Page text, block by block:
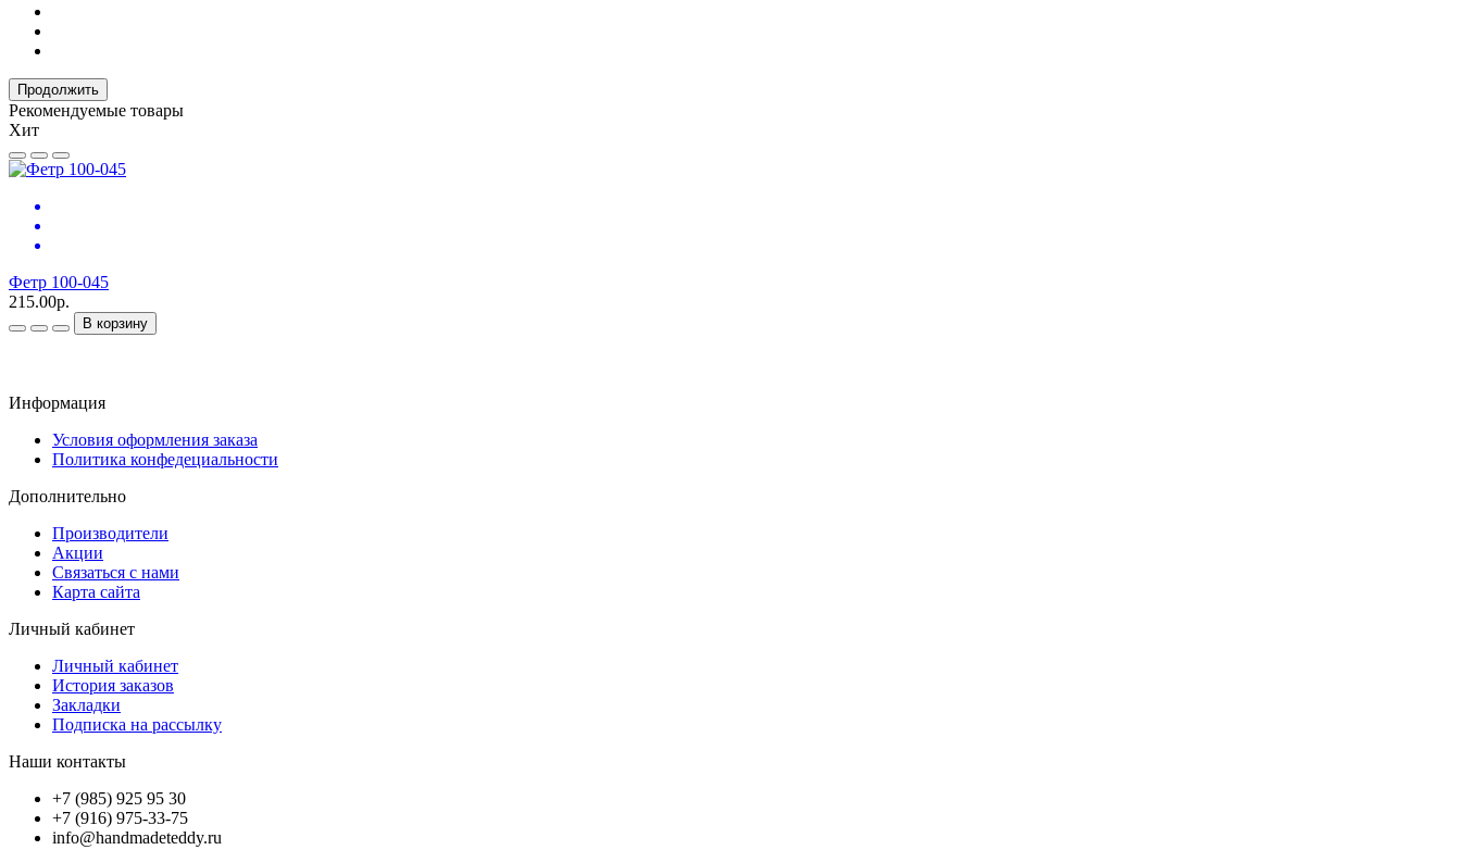
Продолжить
Рекомендуемые товары
Хит
Фетр 100-045
215.00р.
В корзину
Информация
Условия оформления заказа
Политика конфедециальности
Дополнительно
Производители
Акции
Связаться с нами
Карта сайта
Личный кабинет
Личный кабинет
История заказов
Закладки
Подписка на рассылку
Наши контакты
+7 (985) 925 95 30
+7 (916) 975-33-75
info@handmadeteddy.ru